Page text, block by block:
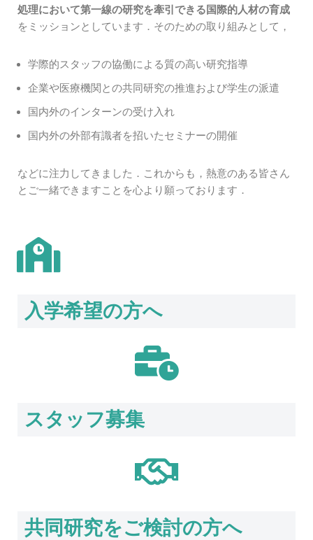
処理において第一線の研究を牽引できる国際的人材の育成
をミッションとしています．そのための取り組みとして，
学際的スタッフの協働による質の高い研究指導
企業や医療機関との共同研究の推進および学生の派遣
国内外のインターンの受け入れ
国内外の外部有識者を招いたセミナーの開催
などに注力してきました．これからも，熱意のある皆さん
とご一緒できますことを心より願っております．
入学希望の方へ
スタッフ募集
共同研究をご検討の方へ